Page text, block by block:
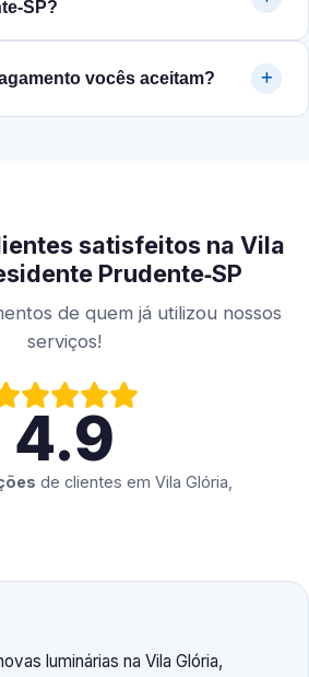
vocês aceitam?
satisfeitos na Vila
Prudente‑SP
de quem já utilizou nossos
serviços!
4.9
de clientes em Vila Glória,
luminárias na Vila Glória,